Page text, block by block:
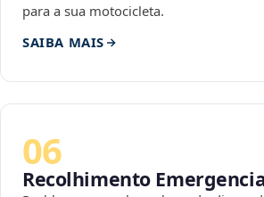
para a sua motocicleta.
SAIBA MAIS
06
Recolhimento